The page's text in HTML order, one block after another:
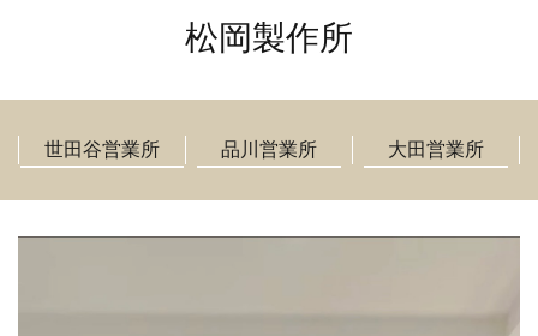
松岡製作所
世田谷営業所 品川営業所 大田営業所